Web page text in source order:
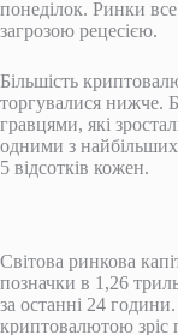
понеділок. Ринки все
загрозою рецесією.
Більшість
торгувалися нижче.
гравцями, які
одними з
5 відсотків кожен.
Світова ринкова
позначки в 1,26
за останні 24
криптовалютою зріс